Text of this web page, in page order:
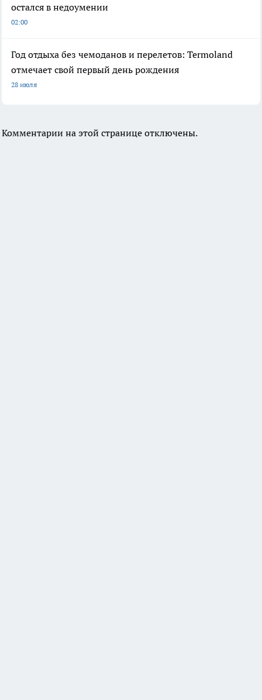
остался в недоумении
02:00
Год отдыха без чемоданов и перелетов: Termoland
отмечает свой первый день рождения
28 июля
Комментарии на этой странице отключены.